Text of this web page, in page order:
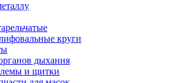
круги
дыхания
и щитки